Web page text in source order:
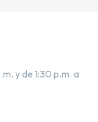
y de 1:30 p.m. a